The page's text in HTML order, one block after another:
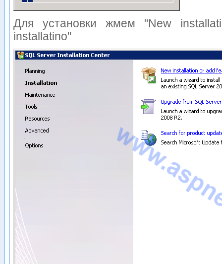
Для установки жмем "New
installatino"